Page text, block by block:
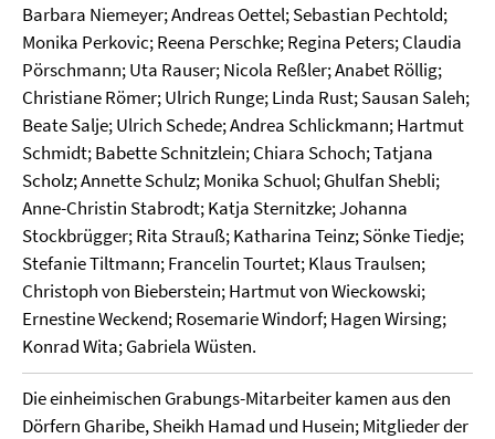
Barbara Niemeyer; Andreas Oettel; Sebastian Pechtold;
Monika Perkovic; Reena Perschke; Regina Peters; Claudia
Pörschmann; Uta Rauser; Nicola Reßler; Anabet Röllig;
Christiane Römer; Ulrich Runge; Linda Rust; Sausan Saleh;
Beate Salje; Ulrich Schede; Andrea Schlickmann; Hartmut
Schmidt; Babette Schnitzlein; Chiara Schoch; Tatjana
Scholz; Annette Schulz; Monika Schuol; Ghulfan Shebli;
Anne-Christin Stabrodt; Katja Sternitzke; Johanna
Stockbrügger; Rita Strauß; Katharina Teinz; Sönke Tiedje;
Stefanie Tiltmann; Francelin Tourtet; Klaus Traulsen;
Christoph von Bieberstein; Hartmut von Wieckowski;
Ernestine Weckend; Rosemarie Windorf; Hagen Wirsing;
Konrad Wita; Gabriela Wüsten.
Die einheimischen Grabungs-Mitarbeiter kamen aus den
Dörfern Gharibe, Sheikh Hamad und Husein; Mitglieder der